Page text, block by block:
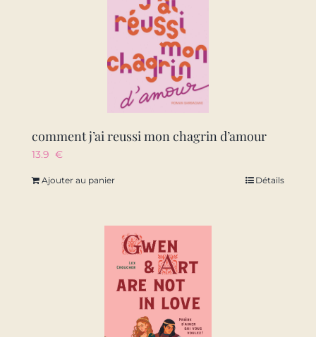
comment j’ai reussi mon chagrin d’amour
13.9 €
Ajouter au panier Détails